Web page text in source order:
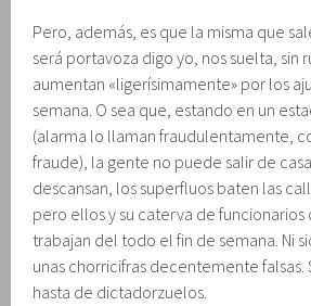
Pero, además, es que la misma que
será portavoza digo yo, nos suelta, sin
aumentan «ligerísimamente» por los
semana. O sea que, estando en un
(alarma lo llaman fraudulentamente,
fraude), la gente no puede salir de
descansan, los superfluos baten las
pero ellos y su caterva de
trabajan del todo el fin de semana. Ni
unas chorricifras decentemente falsas.
hasta de dictadorzuelos.